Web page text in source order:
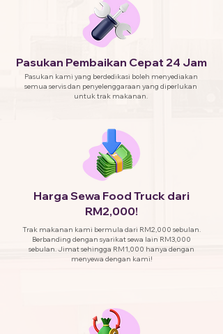
Pasukan Pembaikan Cepat 24 Jam
Pasukan kami yang berdedikasi boleh menyediakan
semua servis dan penyelenggaraan yang diperlukan
untuk trak makanan.
Harga Sewa Food Truck dari
RM2,000!
Trak makanan kami bermula dari RM2,000 sebulan.
Berbanding dengan syarikat sewa lain RM3,000
sebulan. Jimat sehingga RM1,000 hanya dengan
menyewa dengan kami!